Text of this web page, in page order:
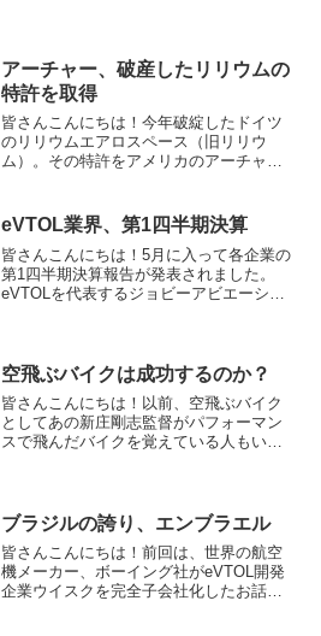
事の出版会社）...
アーチャー、破産したリリウムの
特許を取得
皆さんこんにちは！今年破綻したドイツ
のリリウムエアロスペース（旧リリウ
ム）。その特許をアメリカのアーチャー
れるのでしょうか？また、アーチャーの
今後の戦略は？アーチャー、...
eVTOL業界、第1四半期決算
皆さんこんにちは！5月に入って各企業の
第1四半期決算報告が発表されました。
eVTOLを代表するジョビーアビエーショ
うか？ジョビーアビ...
空飛ぶバイクは成功するのか？
皆さんこんにちは！以前、空飛ぶバイク
としてあの新庄剛志監督がパフォーマン
スで飛んだバイクを覚えている人もいる
型の乗り物が発表させま...
ブラジルの誇り、エンブラエル
皆さんこんにちは！前回は、世界の航空
機メーカー、ボーイング社がeVTOL開発
企業ウイスクを完全子会社化したお話を